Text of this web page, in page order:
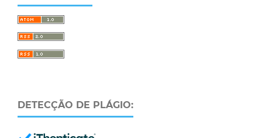
DETECÇÃO DE PLÁGIO: